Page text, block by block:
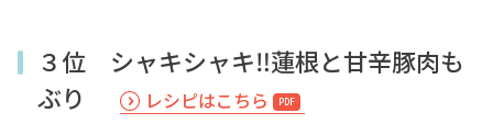
３位 シャキシャキ‼︎蓮根と甘辛豚肉も
ぶり
レシピはこちら